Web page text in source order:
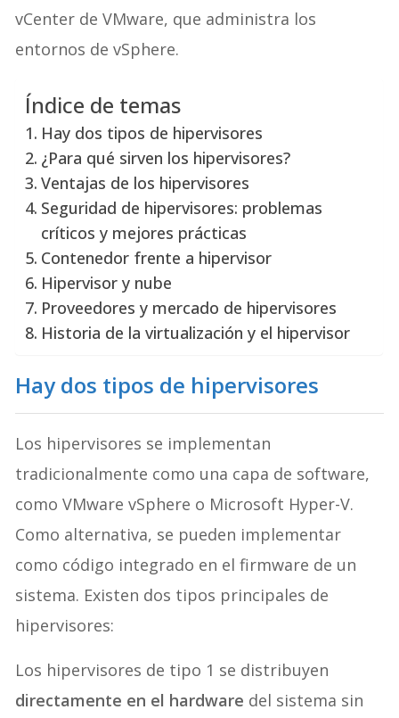
vCenter de VMware, que administra los
entornos de vSphere.
Índice de temas
Hay dos tipos de hipervisores
¿Para qué sirven los hipervisores?
Ventajas de los hipervisores
Seguridad de hipervisores: problemas
críticos y mejores prácticas
Contenedor frente a hipervisor
Hipervisor y nube
Proveedores y mercado de hipervisores
Historia de la virtualización y el hipervisor
Hay dos tipos de hipervisores
Los hipervisores se implementan
tradicionalmente como una capa de software,
como VMware vSphere o Microsoft Hyper-V.
Como alternativa, se pueden implementar
como código integrado en el firmware de un
sistema. Existen dos tipos principales de
hipervisores:
Los hipervisores de tipo 1 se distribuyen
directamente en el hardware del sistema sin